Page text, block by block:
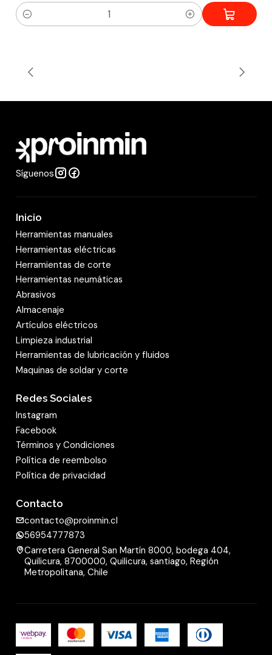
Peso : 1244 grs.
C
d
Síguenos
Inicio
Herramientas manuales
Herramientas eléctricas
Herramientas de corte
Herramientas neumáticas
Abrasivos
Almacenaje
Artículos eléctricos
Limpieza industrial
Herramientas de lubricación y fluidos
Maquinas de soldar y corte
Redes Sociales
Instagram
Facebook
Términos y Condiciones
Política de reembolso
Política de privacidad
Contacto
contacto@proinmin.cl
56954777873
Carretera General San Martín 8000, bodega 404,
Quilicura, 8700000, Quilicura, santiago, Región
Metropolitana, Chile